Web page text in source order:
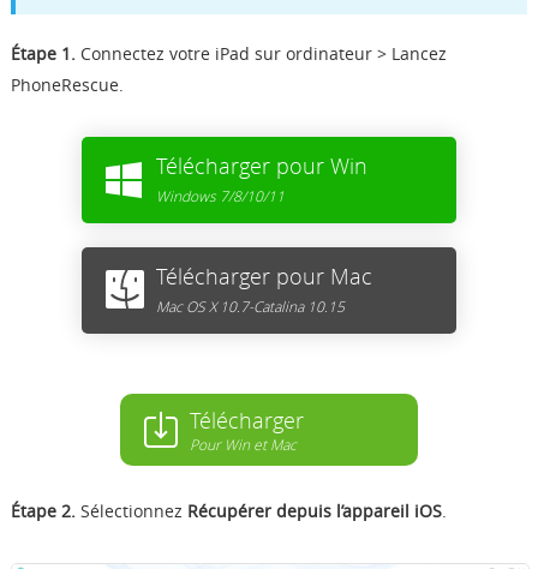
Étape 1.Connectez votre iPad sur ordinateur > Lancez
PhoneRescue.
Télécharger pour Win
Windows 7/8/10/11
Télécharger pour Mac
Mac OS X 10.7-Catalina 10.15
Télécharger
Pour Win et Mac
Étape 2.Sélectionnez Récupérer depuis l’appareil iOS.